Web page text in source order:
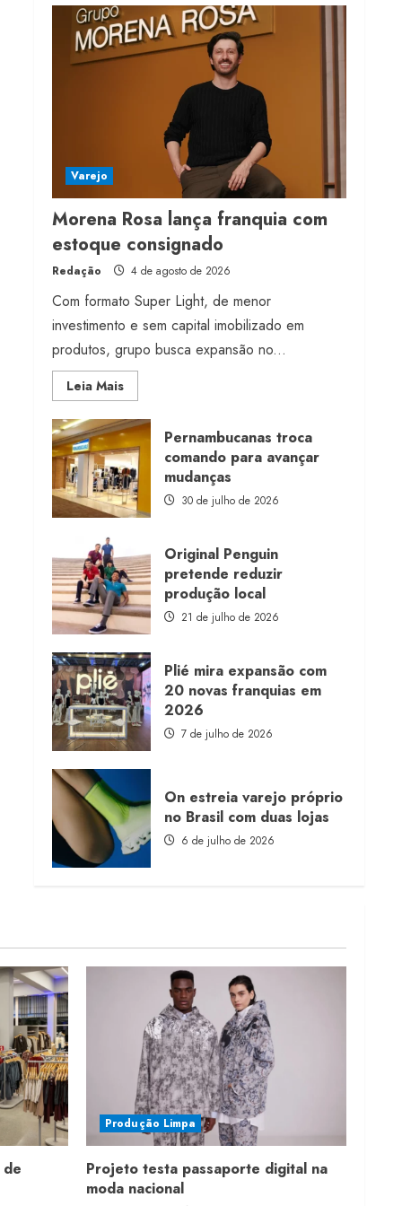
Projeto testa passaporte
digital na moda nacional
4 de agosto de 2026
Morena Rosa lança
franquia com estoque
consignado
4 de agosto de 2026
Varejo
Morena Rosa lança franquia com
estoque consignado
Redação 4 de agosto de 2026
Com formato Super Light, de menor
investimento e sem capital imobilizado em
produtos, grupo busca expansão no...
Leia MaisRead
more
Morena
Rosa
lança
franquia
com
estoque
consignado
Pernambucanas troca
comando para avançar
mudanças
30 de julho de 2026
Original Penguin
pretende reduzir
produção local
21 de julho de 2026
Plié mira expansão com
20 novas franquias em
2026
7 de julho de 2026
On estreia varejo próprio
no Brasil com duas lojas
6 de julho de 2026
Produção Limpa
Projeto testa passaporte digital na
moda nacional